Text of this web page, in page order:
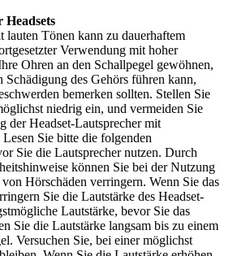
Headsets
lauten Tönen kann zu dauerhaftem
Verwendung mit hoher
Ohren an den Schallpegel gewöhnen,
Schädigung des Gehörs führen kann,
bemerken sollten. Stellen Sie
niedrig ein, und vermeiden Sie
der Headset-Lautsprecher mit
Sie bitte die folgenden
Sie die Lautsprecher nutzen. Durch
können Sie bei der Nutzung
Hörschäden verringern. Wenn Sie das
Sie die Lautstärke des Headset-
Lautstärke, bevor Sie das
Sie die Lautstärke langsam bis zu einem
Versuchen Sie, bei einer möglichst